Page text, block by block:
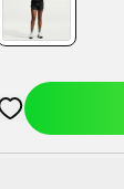
Åbner en